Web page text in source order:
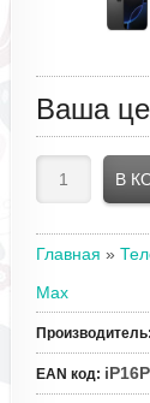
Ваша
Главная »
Max
Производитель:
EAN код: